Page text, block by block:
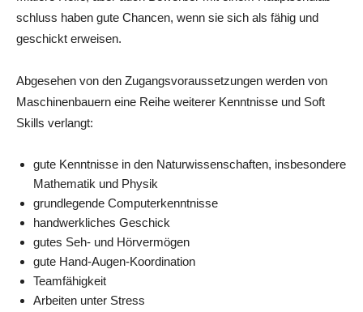
schluss haben gute Chan­cen, wenn sie sich als fähig und
geschickt erweisen.
Abge­se­hen von den Zugangs­vor­aus­set­zun­gen wer­den von
Maschi­nen­bau­ern eine Rei­he wei­te­rer Kennt­nis­se und Soft
Skills verlangt:
gute Kennt­nis­se in den Natur­wis­sen­schaf­ten, ins­be­son­de­re
Mathe­ma­tik und Physik
grund­le­gen­de Computerkenntnisse
hand­werk­li­ches Geschick
gutes Seh- und Hörvermögen
gute Hand-Augen-Koor­di­na­ti­on
Team­fä­hig­keit
Arbei­ten unter Stress